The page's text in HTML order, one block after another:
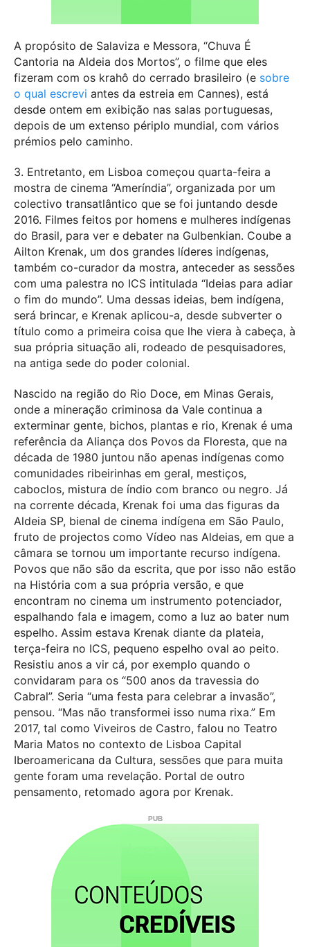
A propósito de Salaviza e Messora, “Chuva É
Cantoria na Aldeia dos Mortos”, o filme que eles
fizeram com os krahô do cerrado brasileiro (e sobre
o qual escrevi antes da estreia em Cannes), está
desde ontem em exibição nas salas portuguesas,
depois de um extenso périplo mundial, com vários
prémios pelo caminho.
3. Entretanto, em Lisboa começou quarta-feira a
mostra de cinema “Ameríndia”, organizada por um
colectivo transatlântico que se foi juntando desde
2016. Filmes feitos por homens e mulheres indígenas
do Brasil, para ver e debater na Gulbenkian. Coube a
Ailton Krenak, um dos grandes líderes indígenas,
também co-curador da mostra, anteceder as sessões
com uma palestra no ICS intitulada “Ideias para adiar
o fim do mundo”. Uma dessas ideias, bem indígena,
será brincar, e Krenak aplicou-a, desde subverter o
título como a primeira coisa que lhe viera à cabeça, à
sua própria situação ali, rodeado de pesquisadores,
na antiga sede do poder colonial.
Nascido na região do Rio Doce, em Minas Gerais,
onde a mineração criminosa da Vale continua a
exterminar gente, bichos, plantas e rio, Krenak é uma
referência da Aliança dos Povos da Floresta, que na
década de 1980 juntou não apenas indígenas como
comunidades ribeirinhas em geral, mestiços,
caboclos, mistura de índio com branco ou negro. Já
na corrente década, Krenak foi uma das figuras da
Aldeia SP, bienal de cinema indígena em São Paulo,
fruto de projectos como Vídeo nas Aldeias, em que a
câmara se tornou um importante recurso indígena.
Povos que não são da escrita, que por isso não estão
na História com a sua própria versão, e que
encontram no cinema um instrumento potenciador,
espalhando fala e imagem, como a luz ao bater num
espelho. Assim estava Krenak diante da plateia,
terça-feira no ICS, pequeno espelho oval ao peito.
Resistiu anos a vir cá, por exemplo quando o
convidaram para os “500 anos da travessia do
Cabral”. Seria “uma festa para celebrar a invasão”,
pensou. “Mas não transformei isso numa rixa.” Em
2017, tal como Viveiros de Castro, falou no Teatro
Maria Matos no contexto de Lisboa Capital
Iberoamericana da Cultura, sessões que para muita
gente foram uma revelação. Portal de outro
pensamento, retomado agora por Krenak.